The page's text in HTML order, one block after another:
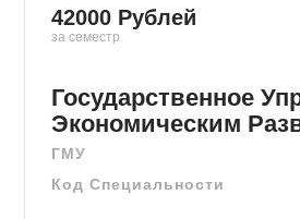
42000 Рублей
за семестр
Государственное
Экономическим
ГМУ
Код Специальности